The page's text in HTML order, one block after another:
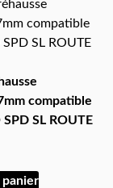
compatible
SL ROUTE